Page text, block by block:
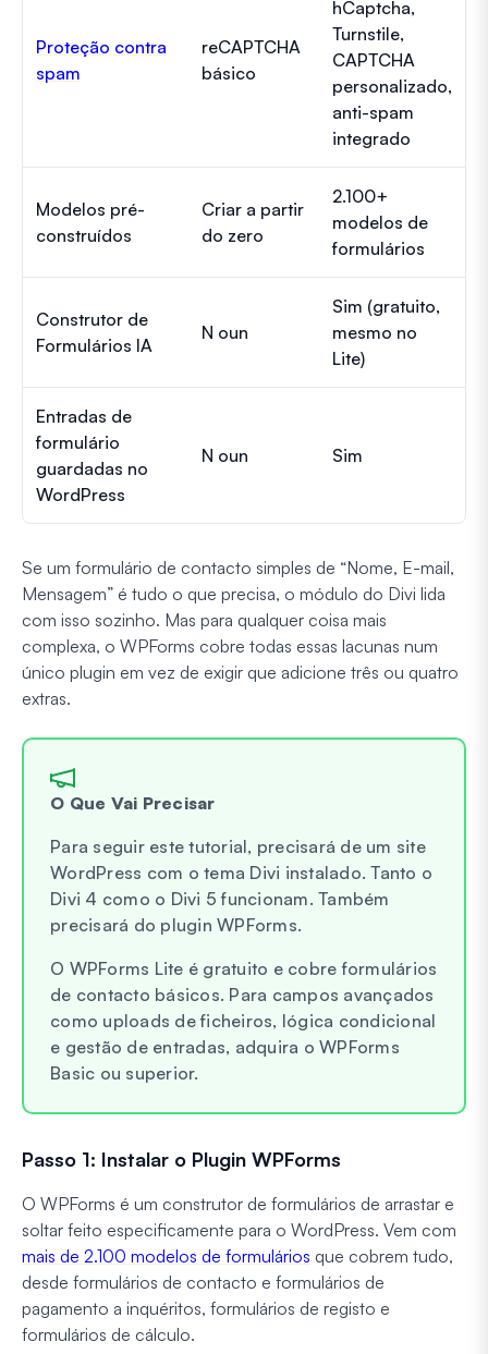
Proteção contra
spam
reCAPTCHA
básico
hCaptcha,
Turnstile,
CAPTCHA
personalizado,
anti-spam
integrado
Modelos pré-
construídos
Criar a partir
do zero
2.100+
modelos de
formulários
Construtor de
Formulários IA
N oun
Sim (gratuito,
mesmo no
Lite)
Entradas de
formulário
guardadas no
WordPress
N oun Sim
Se um formulário de contacto simples de “Nome, E-mail,
Mensagem” é tudo o que precisa, o módulo do Divi lida
com isso sozinho. Mas para qualquer coisa mais
complexa, o WPForms cobre todas essas lacunas num
único plugin em vez de exigir que adicione três ou quatro
extras.
O Que Vai Precisar
Para seguir este tutorial, precisará de um site
WordPress com o tema Divi instalado. Tanto o
Divi 4 como o Divi 5 funcionam. Também
precisará do plugin WPForms.
O WPForms Lite é gratuito e cobre formulários
de contacto básicos. Para campos avançados
como uploads de ficheiros, lógica condicional
e gestão de entradas, adquira o WPForms
Basic ou superior.
Passo 1: Instalar o Plugin WPForms
O WPForms é um construtor de formulários de arrastar e
soltar feito especificamente para o WordPress. Vem com
mais de 2.100 modelos de formulários que cobrem tudo,
desde formulários de contacto e formulários de
pagamento a inquéritos, formulários de registo e
formulários de cálculo.